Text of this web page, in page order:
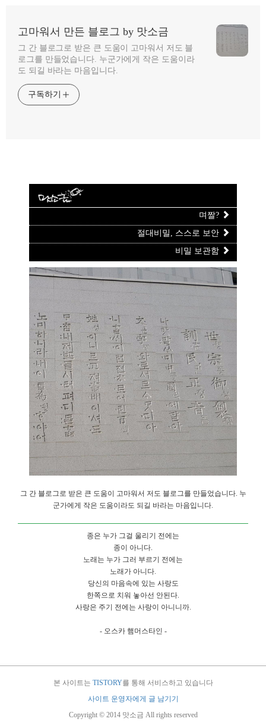
고마워서 만든 블로그 by 맛소금
그 간 블로그로 받은 큰 도움이 고마워서 저도 블
로그를 만들었습니다. 누군가에게 작은 도움이라
도 되길 바라는 마음입니다.
구독하기
며짤?
절대비밀, 스스로 보안
비밀 보관함
그 간 블로그로 받은 큰 도움이 고마워서 저도 블로그를 만들었습니다. 누
군가에게 작은 도움이라도 되길 바라는 마음입니다.
종은 누가 그걸 울리기 전에는
종이 아니다.
노래는 누가 그러 부르기 전에는
노래가 아니다.
당신의 마음속에 있는 사랑도
한쪽으로 치워 놓아선 안된다.
사랑은 주기 전에는 사랑이 아니니까.
- 오스카 햄머스타인 -
본 사이트는 TISTORY를 통해 서비스하고 있습니다
사이트 운영자에게 글 남기기
Copyright © 2014 맛소금 All rights reserved